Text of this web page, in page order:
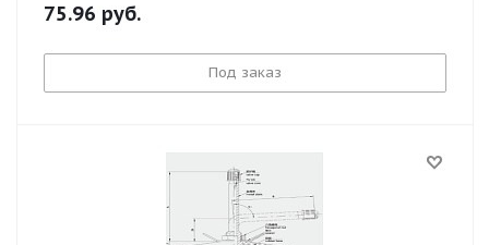
75.96 руб.
Под заказ